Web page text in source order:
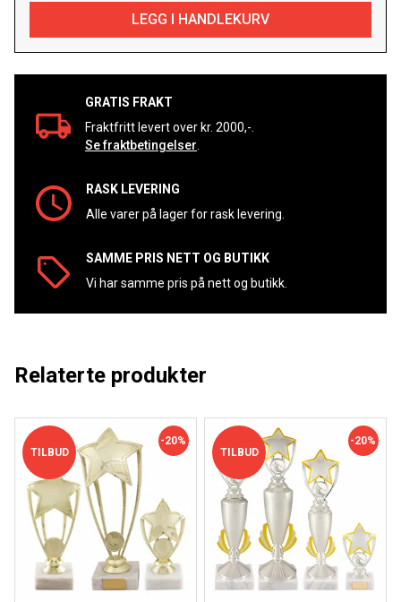
GRATIS FRAKT
Fraktfritt levert over kr. 2000,-.
Se fraktbetingelser
RASK LEVERING
Alle varer på lager for rask levering.
SAMME PRIS NETT OG BUTIKK
Vi har samme pris på nett og butikk.
Relaterte produkter
TILBUD
-20%
TILBUD
-20%